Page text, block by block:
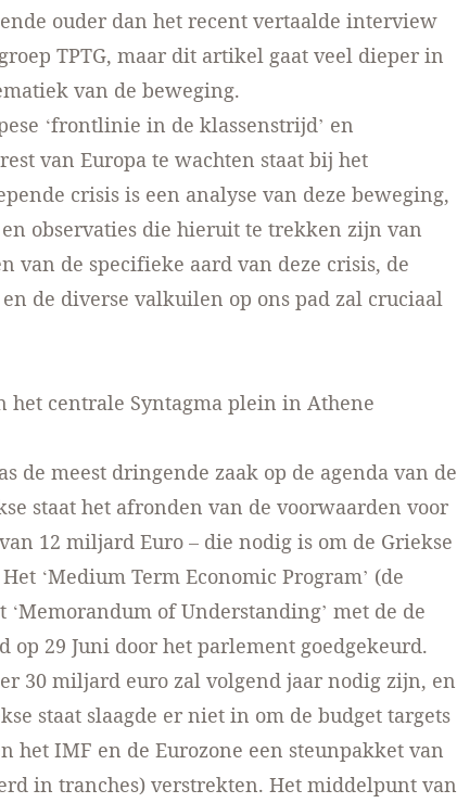
ouder dan het recent vertaalde interview
TPTG, maar dit artikel gaat veel dieper in
van de beweging.
‘frontlinie in de klassenstrijd’ en
van Europa te wachten staat bij het
crisis is een analyse van deze beweging,
observaties die hieruit te trekken zijn van
van de specifieke aard van deze crisis, de
de diverse valkuilen op ons pad zal cruciaal
het centrale Syntagma plein in Athene
de meest dringende zaak op de agenda van de
staat het afronden van de voorwaarden voor
12 miljard Euro – die nodig is om de Griekse
‘Medium Term Economic Program’ (de
of Understanding’ met de de
op 29 Juni door het parlement goedgekeurd.
30 miljard euro zal volgend jaar nodig zijn, en
staat slaagde er niet in om de budget targets
het IMF en de Eurozone een steunpakket van
in tranches) verstrekten. Het middelpunt van